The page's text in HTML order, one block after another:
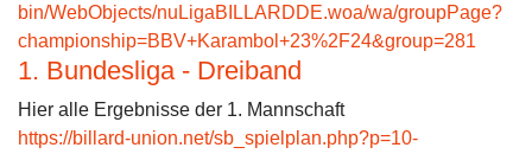
bin/WebObjects/nuLigaBILLARDDE.woa/wa/groupPage?
championship=BBV+Karambol+23%2F24&group=281
1. Bundesliga - Dreiband
Hier alle Ergebnisse der 1. Mannschaft
https://billard-union.net/sb_spielplan.php?p=10-